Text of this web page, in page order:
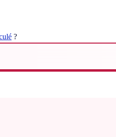
?